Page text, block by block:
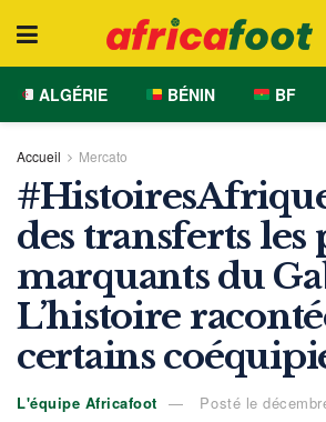
ALGÉRIE BÉNIN BF
Accueil Mercato
des transferts les
marquants du
L’histoire
certains
L'équipe Africafoot Posté le